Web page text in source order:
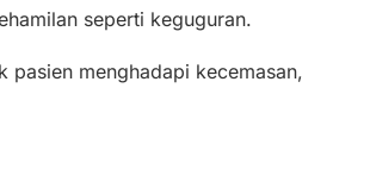
seperti keguguran.
menghadapi kecemasan,